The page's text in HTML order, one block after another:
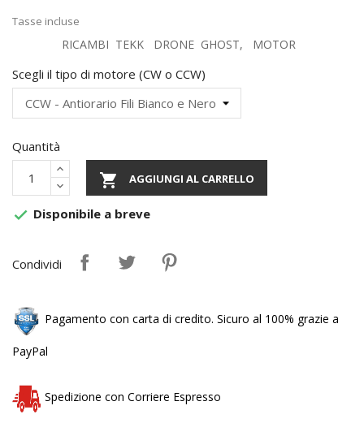
Tasse incluse
RICAMBI TEKK DRONE GHOST, MOTOR
Scegli il tipo di motore (CW o CCW)
Quantità
 AGGIUNGI AL CARRELLO
 Disponibile a breve
Condividi
Pagamento con carta di credito. Sicuro al 100% grazie a
PayPal
Spedizione con Corriere Espresso